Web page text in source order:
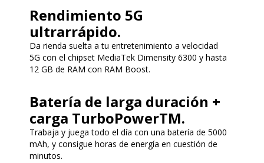
Rendimiento 5G
ultrarrápido.
Da rienda suelta a tu entretenimiento a velocidad
5G con el chipset MediaTek Dimensity 6300 y hasta
12 GB de RAM con RAM Boost.
Batería de larga duración +
carga TurboPowerTM.
Trabaja y juega todo el día con una batería de 5000
mAh, y consigue horas de energía en cuestión de
minutos.